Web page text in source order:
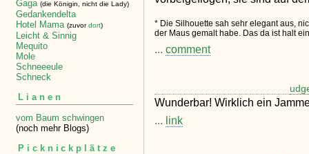
Gaga (die Königin, nicht die Lady)
Gedankendelta
Hotel Mama (zuvordort)
Leicht & Sinnig
Mequito
Mole
Schneeeule
Schneck
Lianen
vom Baum schwingen
(noch mehr Blogs)
Picknickplätze
* Die Silhouette sah sehr elegant aus,
der Maus gemalt habe. Das da ist halt
... comment
Wunderbar! Wirklich ein
... link